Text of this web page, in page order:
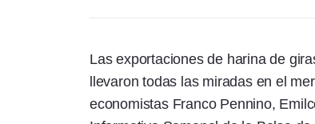
Las exportaciones de harina de
llevaron todas las miradas en el
economistas Franco Pennino,